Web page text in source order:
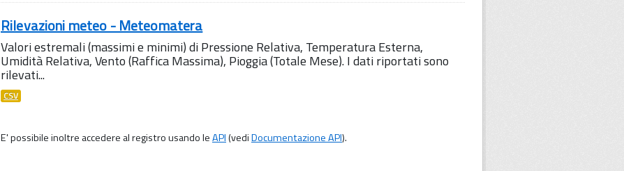
Rilevazioni meteo - Meteomatera
Valori estremali (massimi e minimi) di Pressione Relativa, Temperatura Esterna,
Umidità Relativa, Vento (Raffica Massima), Pioggia (Totale Mese). I dati riportati sono
rilevati...
CSV
E' possibile inoltre accedere al registro usando leAPI(vediDocumentazione API).